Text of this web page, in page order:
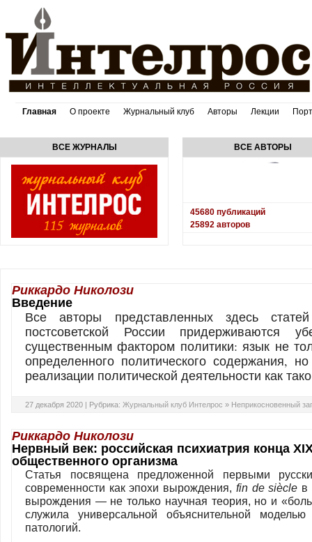
Главная О проекте Журнальный клуб Авторы Лекции
ВСЕ ЖУРНАЛЫ ВСЕ АВТОРЫ
45680 публикаций
25892 авторов
Риккардо Николози
Введение
Все авторы представленных здесь
постсоветской России придерживаются
существенным фактором политики: язык не
определенного политического содержания,
реализации политической деятельности как
27 декабря 2020 | Рубрика: Журнальный клуб Интелрос » Неприкосновенный
Риккардо Николози
Нервный век: российская психиатрия конца
общественного организма
Статья посвящена предложенной первыми
современности как эпохи вырождения, fin de siècle в
вырождения — не только научная теория, но и
служила универсальной объяснительной
патологий.